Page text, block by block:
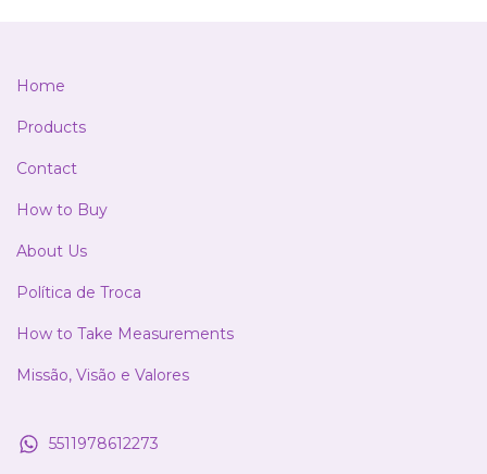
Home
Products
Contact
How to Buy
About Us
Política de Troca
How to Take Measurements
Missão, Visão e Valores
5511978612273